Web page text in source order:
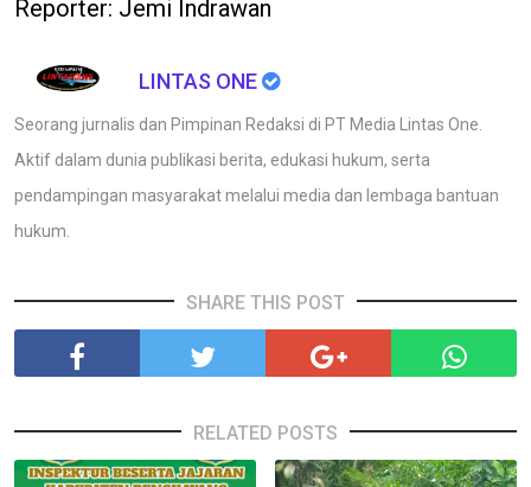
Reporter: Jemi Indrawan
LINTAS ONE
Seorang jurnalis dan Pimpinan Redaksi di PT Media Lintas One.
Aktif dalam dunia publikasi berita, edukasi hukum, serta
pendampingan masyarakat melalui media dan lembaga bantuan
hukum.
SHARE THIS POST
RELATED POSTS